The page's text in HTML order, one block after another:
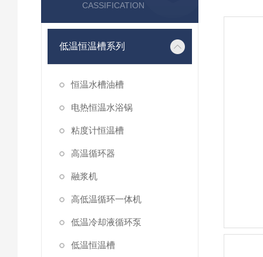
CASSIFICATION
低温恒温槽系列
恒温水槽油槽
电热恒温水浴锅
粘度计恒温槽
高温循环器
融浆机
高低温循环一体机
低温冷却液循环泵
低温恒温槽